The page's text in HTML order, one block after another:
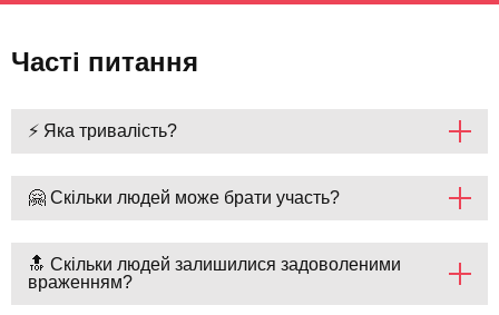
Часті питання
⚡ Яка тривалість?
🤗 Скільки людей може брати участь?
🔝 Скільки людей залишилися задоволеними
враженням?